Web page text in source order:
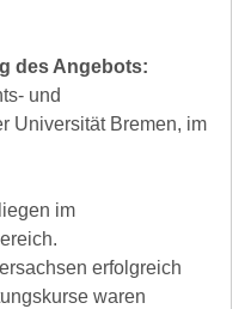
des Angebots:
und
Universität Bremen, im
im
erfolgreich
waren